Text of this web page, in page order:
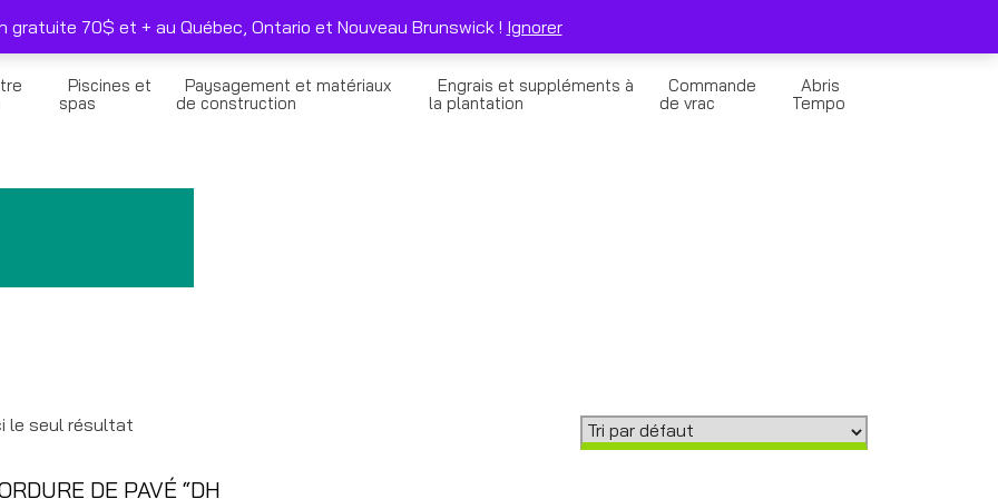
sélectionnés seulement Nous joindre Solde de la Carte Cadeau
Piscines et
spas
Paysagement et matériaux
de construction
Engrais et suppléments à
la plantation
Commande
de vrac
Abris
Tempo
le seul résultat
DE PAVÉ “DH
gratuite 70$ et + au Québec, Ontario et Nouveau Brunswick ! Ignorer